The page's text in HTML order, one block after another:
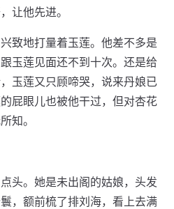
让他先进。
致地打量着玉莲。他差不多是
玉莲见面还不到十次。还是给
玉莲又只顾啼哭，说来丹娘已
屁眼儿也被他干过，但对杏花
知。
头。她是未出阁的姑娘，头发
，额前梳了排刘海，看上去满